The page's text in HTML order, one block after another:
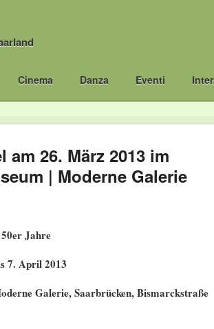
Cinema Danza Eventi
am 26. März 2013 im
| Moderne Galerie
Jahre
7. April 2013
Galerie, Saarbrücken, Bismarckstraße